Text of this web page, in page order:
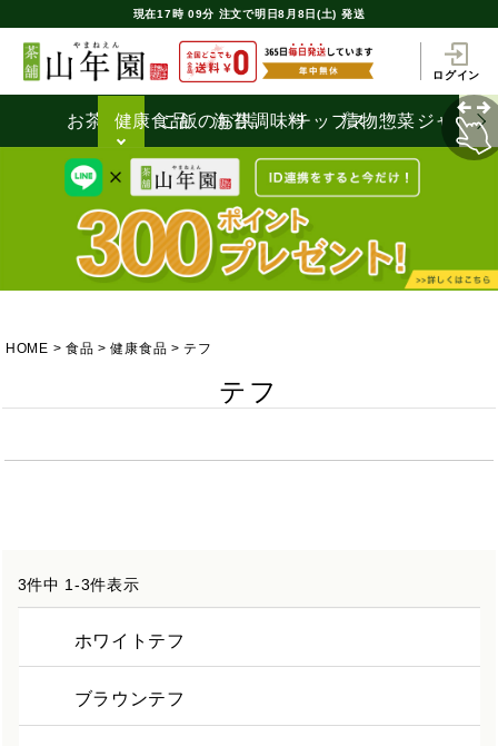
現在17時 09分 注文で明日8月8日(土) 発送
ログイン
お茶うけ健康食品ご飯のお供
海苔調味料チップス
漬物惣菜 ジャム
HOME 食品 健康食品 テフ
テフ
3件中 1-3件表示
ホワイトテフ
ブラウンテフ